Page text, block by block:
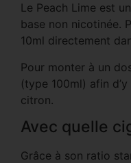
Le Peach Lime est
base non nicotinée.
10ml directement
Pour monter à un
(type 100ml) afin
citron.
Avec quelle
Grâce à son ratio